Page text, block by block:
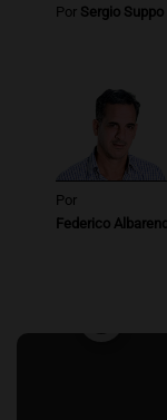
Por Sergio Suppo
Por
Federico